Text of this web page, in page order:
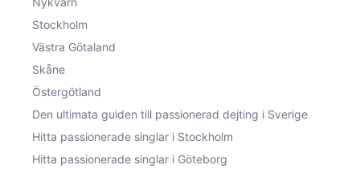
Stockholm
Västra Götaland
Skåne
Östergötland
Den ultimata guiden till passionerad dejting i Sverige
Hitta passionerade singlar i Stockholm
Hitta passionerade singlar i Göteborg